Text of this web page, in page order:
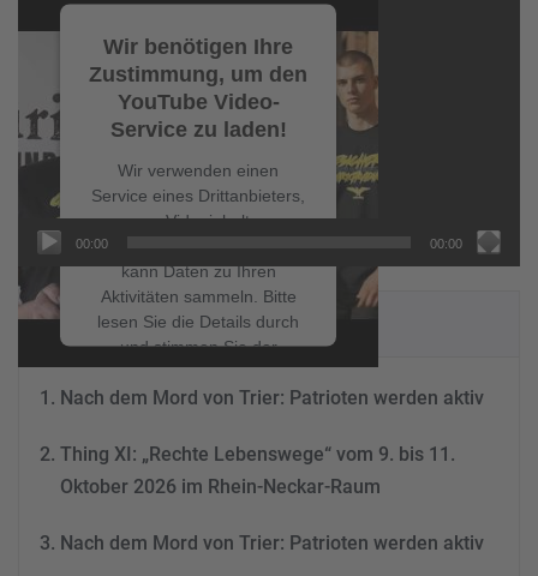
Player
Wir benötigen Ihre
Zustimmung, um den
YouTube Video-
Service zu laden!
Wir verwenden einen
Service eines Drittanbieters,
um Videoinhalte
einzubetten. Dieser Service
kann Daten zu Ihren
Aktivitäten sammeln. Bitte
lesen Sie die Details durch
und stimmen Sie der
Nutzung des Service zu, um
dieses Video anzusehen.
Mehr Informationen
00:00 00:00
NEUESTE BEITRÄGE
Nach dem Mord von Trier: Patrioten werden aktiv
Thing XI: „Rechte Lebenswege“ vom 9. bis 11.
Oktober 2026 im Rhein-Neckar-Raum
Nach dem Mord von Trier: Patrioten werden aktiv